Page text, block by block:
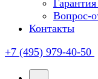
Вопрос-
Контакты
+7 (495) 979-40-50